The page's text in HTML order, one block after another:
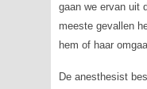
gaan we ervan uit
meeste gevallen
hem of haar
De anesthesist